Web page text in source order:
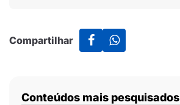
Compartilhar
Conteúdos mais pesquisados